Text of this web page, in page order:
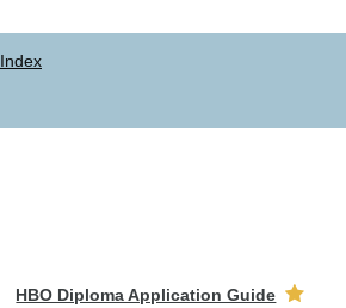
Index
HBO Diploma Application Guide